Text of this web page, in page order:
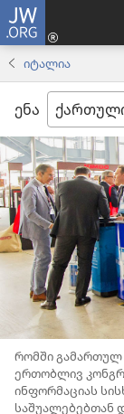
JW.ORG
იტალია
ენა
რომში გამართულ
ერთობლივ
ინფორმაციას
საშუალებებთან